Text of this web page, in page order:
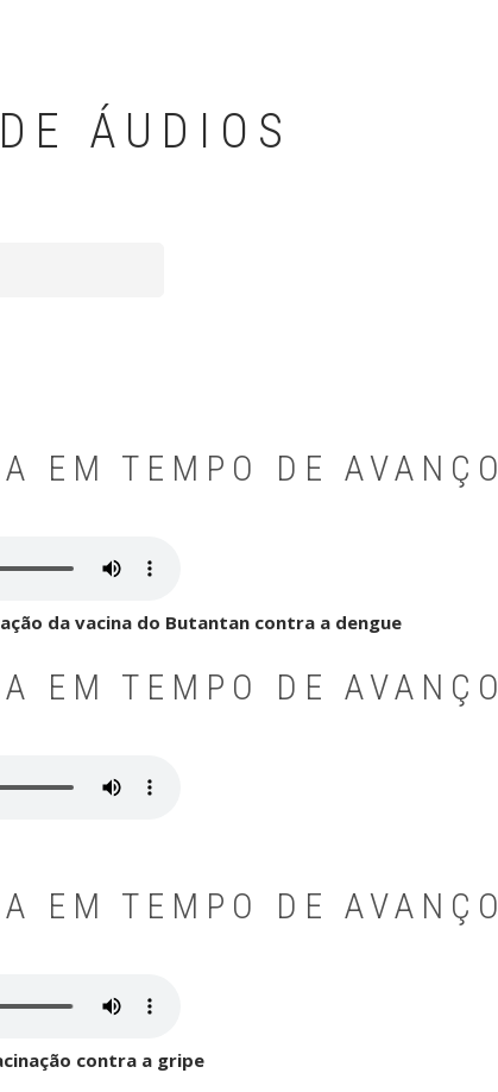
ÁUDIOS
EM TEMPO DE AVANÇO
da vacina do Butantan contra a dengue
EM TEMPO DE AVANÇO
EM TEMPO DE AVANÇO
contra a gripe